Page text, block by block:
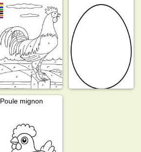
Poule mignon